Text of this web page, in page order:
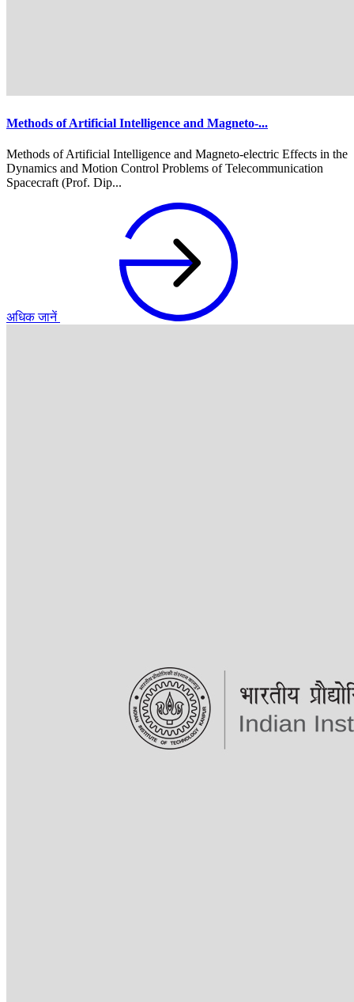
Methods of Artificial Intelligence and Magneto-...
Methods of Artificial Intelligence and Magneto-electric Effects in the
Dynamics and Motion Control Problems of Telecommunication
Spacecraft (Prof. Dip...
अधिक जानें